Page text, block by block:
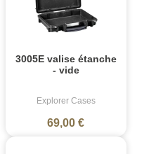
3005E valise étanche
- vide
Explorer Cases
69,00 €